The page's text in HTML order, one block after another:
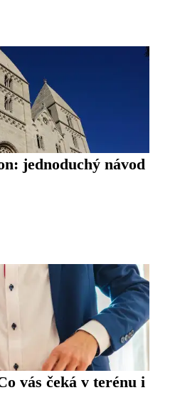
jednoduchý návod
vás čeká v terénu i